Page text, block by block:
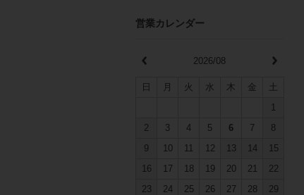
営業カレンダー
2026/08
日 月 火 水 木 金
1
2
3 4 5 6 7
8
9
10 11 12 13 14
15
16
17 18 19 20 21
22
23
24 25 26 27 28
29